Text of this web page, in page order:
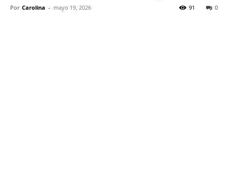
Por Carolina - mayo 19, 2026 0
91